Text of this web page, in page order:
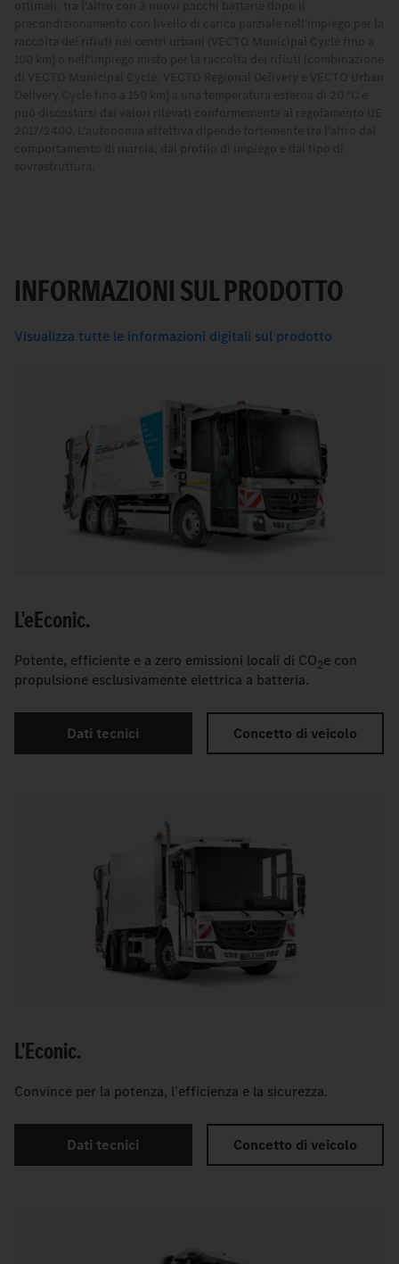
INFORMAZIONI SUL PRODOTTO
Visualizza tutte le informazioni digitali sul prodotto
L'eEconic.
Potente, efficiente e a zero emissioni locali di CO2e con
propulsione esclusivamente elettrica a batteria.
Dati tecnici Concetto di veicolo
L'Econic.
Convince per la potenza, l'efficienza e la sicurezza.
Dati tecnici Concetto di veicolo